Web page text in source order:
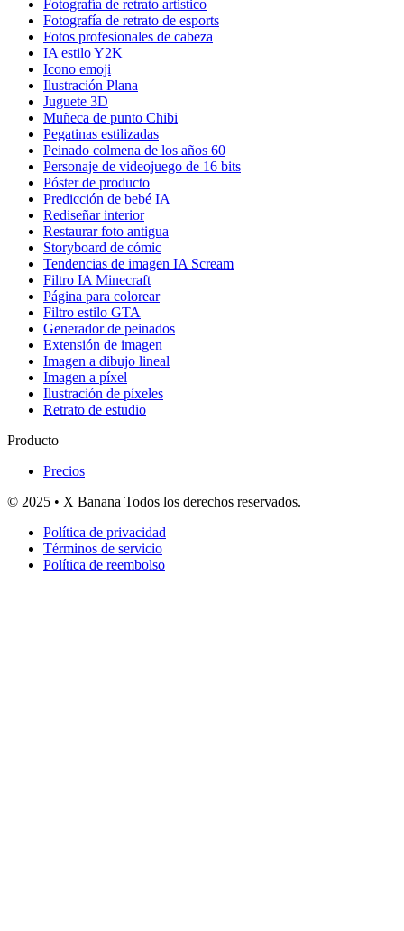
Fotografía de retrato artístico
Fotografía de retrato de esports
Fotos profesionales de cabeza
IA estilo Y2K
Icono emoji
Ilustración Plana
Juguete 3D
Muñeca de punto Chibi
Pegatinas estilizadas
Peinado colmena de los años 60
Personaje de videojuego de 16 bits
Póster de producto
Predicción de bebé IA
Rediseñar interior
Restaurar foto antigua
Storyboard de cómic
Tendencias de imagen IA Scream
Filtro IA Minecraft
Página para colorear
Filtro estilo GTA
Generador de peinados
Extensión de imagen
Imagen a dibujo lineal
Imagen a píxel
Ilustración de píxeles
Retrato de estudio
Producto
Precios
© 2025 • X Banana Todos los derechos reservados.
Política de privacidad
Términos de servicio
Política de reembolso